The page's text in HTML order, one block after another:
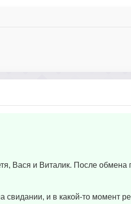
Вася и Виталик. После
свидании, и в какой-то момент